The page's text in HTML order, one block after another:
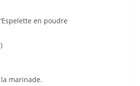
en poudre
marinade.